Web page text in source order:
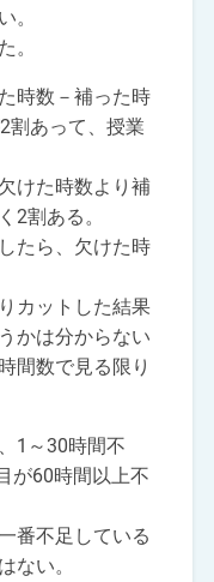
。
。
時数－補った時
割あって、授業
けた時数より補
2割ある。
たら、欠けた時
カットした結果
かは分からない
間数で見る限り
1～30時間不
が60時間以上不
番不足している
ない。